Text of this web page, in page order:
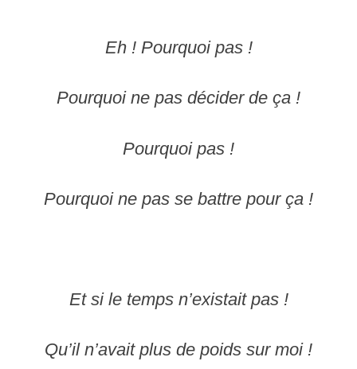
Eh ! Pourquoi pas !
Pourquoi ne pas décider de ça !
Pourquoi pas !
Pourquoi ne pas se battre pour ça !
Et si le temps n’existait pas !
Qu’il n’avait plus de poids sur moi !